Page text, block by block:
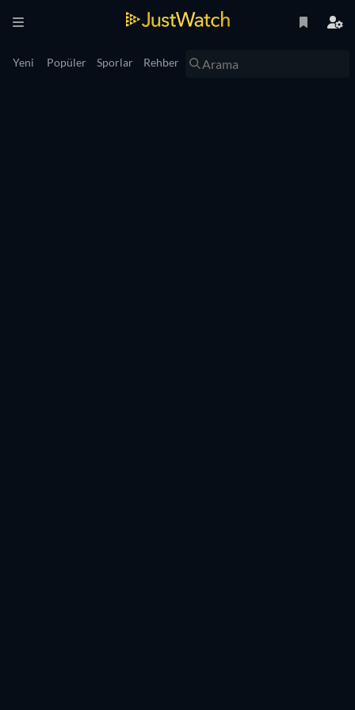
Yeni Popüler Sporlar Rehber